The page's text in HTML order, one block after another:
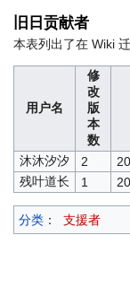
旧日贡献者
本表列出了在 Wiki
用户名
修
改
版
本
数
沐沐汐汐 2
残叶道长
1
分类 ： 支援者